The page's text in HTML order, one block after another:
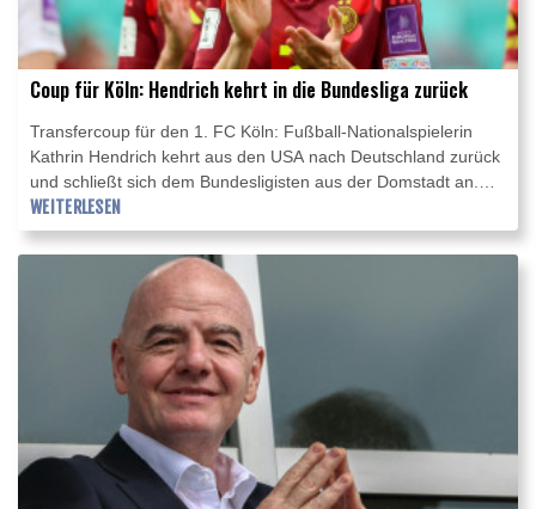
Coup für Köln: Hendrich kehrt in die Bundesliga zurück
Transfercoup für den 1. FC Köln: Fußball-Nationalspielerin
Kathrin Hendrich kehrt aus den USA nach Deutschland zurück
und schließt sich dem Bundesligisten aus der Domstadt an.
Wie die Kölnerinnen am Donnerstag mitteilten, unterschrieb
die 34 Jahre alte Innenverteidigerin einen Vertrag bis Sommer
2028. Zuletzt hatte Hendrich für die Chicago Stars in der
NWSL gespielt.
WEITERLESEN